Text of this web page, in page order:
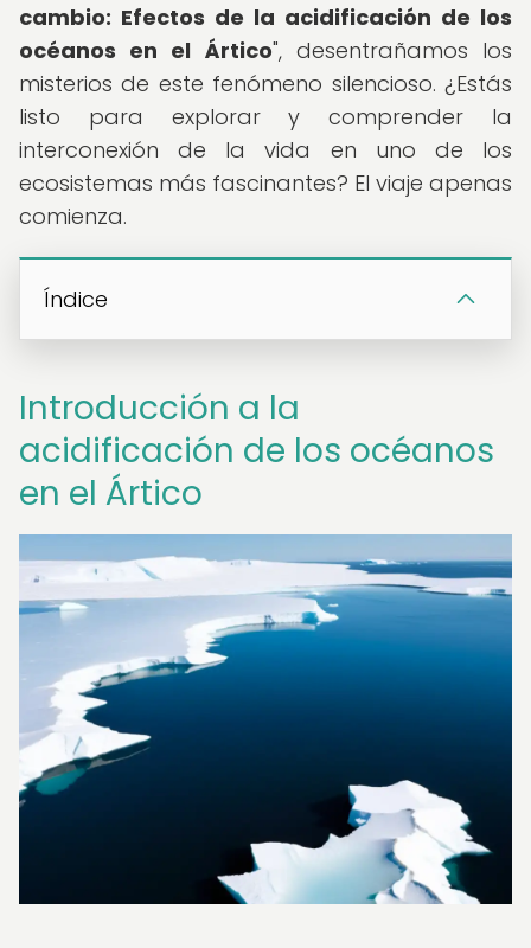
cambio: Efectos de la acidificación de los
océanos en el Ártico", desentrañamos los
misterios de este fenómeno silencioso. ¿Estás
listo para explorar y comprender la
interconexión de la vida en uno de los
ecosistemas más fascinantes? El viaje apenas
comienza.
Índice
Introducción a la
acidificación de los océanos
en el Ártico